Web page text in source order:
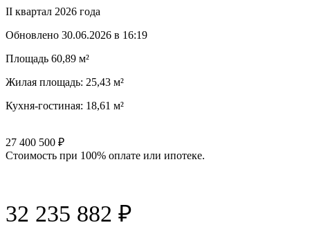
II квартал 2026 года
Обновлено 30.06.2026 в 16:19
Площадь 60,89 м²
Жилая площадь: 25,43 м²
Кухня-гостиная: 18,61 м²
27 400 500 ₽
Стоимость при 100% оплате или ипотеке.
32 235 882 ₽